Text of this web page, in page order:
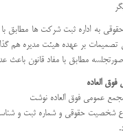
حقوقی به اداره ثبت شرکت ها
تصمیمات بر عهده هیئت مدیره هم
مطابق با مفاد قانون باعث عدم
العاده
عمومی فوق العاده نوشت
شخصیت حقوقی و شماره ثبت و